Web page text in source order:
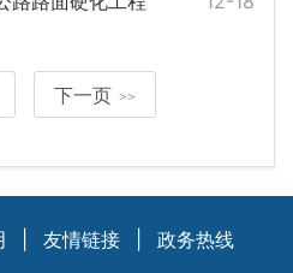
下一页 >>
友情链接 政务热线